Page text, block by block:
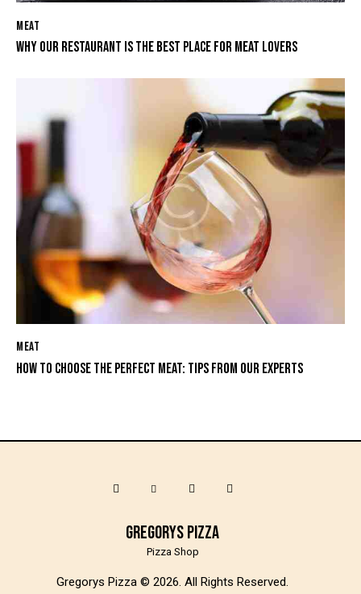
MEAT
WHY OUR RESTAURANT IS THE BEST PLACE FOR MEAT LOVERS
MEAT
HOW TO CHOOSE THE PERFECT MEAT: TIPS FROM OUR EXPERTS
Gregorys Pizza © 2026. All Rights Reserved.
Gregorys Pizza
Pizza Shop